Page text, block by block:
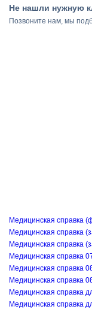
Не нашли нужную
Позвоните нам, мы
Медицинская cправка
Медицинская справка
Медицинская справка
Медицинская справка
Медицинская справка
Медицинская справка
Медицинская справка
Медицинская справка